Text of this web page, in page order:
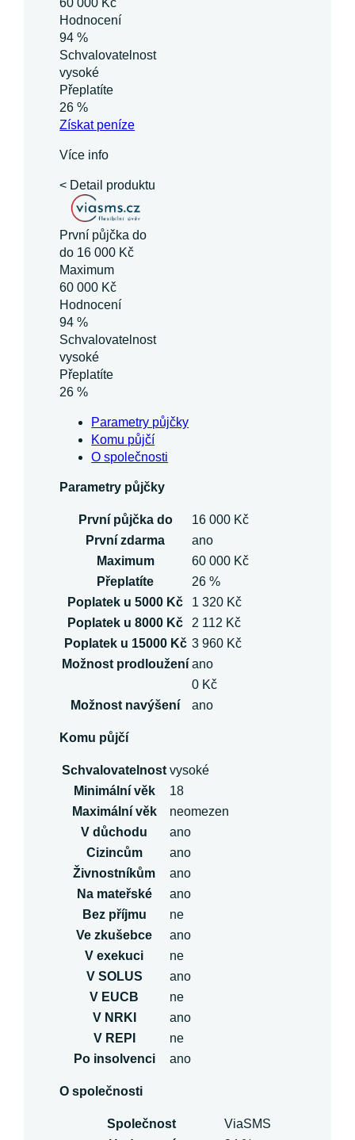
60 000 Kč
Hodnocení
94 %
Schvalovatelnost
vysoké
Přeplatíte
26 %
Získatpeníze
Více info
< Detail produktu
První půjčka do
do 16 000 Kč
Maximum
60 000 Kč
Hodnocení
94 %
Schvalovatelnost
vysoké
Přeplatíte
26 %
Parametry půjčky
Komu půjčí
O společnosti
Parametry půjčky
První půjčka do
16 000 Kč
První zdarma
ano
Maximum
60 000 Kč
Přeplatíte
26 %
Poplatek u 5000 Kč
1 320 Kč
Poplatek u 8000 Kč
2 112 Kč
Poplatek u 15000 Kč 3 960 Kč
Možnost prodloužení ano
0 Kč
Možnost navýšení
ano
Komu půjčí
Schvalovatelnost vysoké
Minimální věk
18
Maximální věk
neomezen
V důchodu
ano
Cizincům
ano
Živnostníkům
ano
Na mateřské
ano
Bez příjmu
ne
Ve zkušebce
ano
V exekuci
ne
V SOLUS
ano
V EUCB
ne
V NRKI
ano
V REPI
ne
Po insolvenci
ano
O společnosti
Společnost
ViaSMS